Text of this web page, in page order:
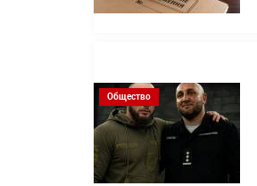
Общество